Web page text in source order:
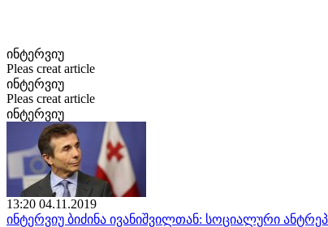
ინტერვიუ
Pleas creat article
ინტერვიუ
Pleas creat article
ინტერვიუ
13:20 04.11.2019
ინტერვიუ ბიძინა ივანიშვილთან: სოციალური